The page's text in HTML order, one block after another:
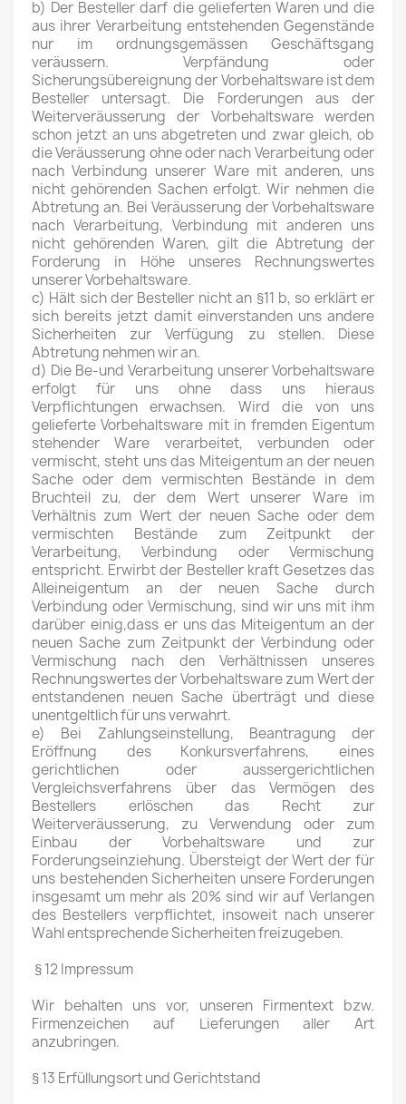
b) Der Besteller darf die gelieferten Waren und die
aus ihrer Verarbeitung entstehenden Gegenstände
nur im ordnungsgemässen Geschäftsgang
veräussern. Verpfändung oder
Sicherungsübereignung der Vorbehaltsware ist dem
Besteller untersagt. Die Forderungen aus der
Weiterveräusserung der Vorbehaltsware werden
schon jetzt an uns abgetreten und zwar gleich, ob
die Veräusserung ohne oder nach Verarbeitung oder
nach Verbindung unserer Ware mit anderen, uns
nicht gehörenden Sachen erfolgt. Wir nehmen die
Abtretung an. Bei Veräusserung der Vorbehaltsware
nach Verarbeitung, Verbindung mit anderen uns
nicht gehörenden Waren, gilt die Abtretung der
Forderung in Höhe unseres Rechnungswertes
unserer Vorbehaltsware.
c) Hält sich der Besteller nicht an §11 b, so erklärt er
sich bereits jetzt damit einverstanden uns andere
Sicherheiten zur Verfügung zu stellen. Diese
Abtretung nehmen wir an.
d) Die Be-und Verarbeitung unserer Vorbehaltsware
erfolgt für uns ohne dass uns hieraus
Verpflichtungen erwachsen. Wird die von uns
gelieferte Vorbehaltsware mit in fremden Eigentum
stehender Ware verarbeitet, verbunden oder
vermischt, steht uns das Miteigentum an der neuen
Sache oder dem vermischten Bestände in dem
Bruchteil zu, der dem Wert unserer Ware im
Verhältnis zum Wert der neuen Sache oder dem
vermischten Bestände zum Zeitpunkt der
Verarbeitung, Verbindung oder Vermischung
entspricht. Erwirbt der Besteller kraft Gesetzes das
Alleineigentum an der neuen Sache durch
Verbindung oder Vermischung, sind wir uns mit ihm
darüber einig,dass er uns das Miteigentum an der
neuen Sache zum Zeitpunkt der Verbindung oder
Vermischung nach den Verhältnissen unseres
Rechnungswertes der Vorbehaltsware zum Wert der
entstandenen neuen Sache überträgt und diese
unentgeltlich für uns verwahrt.
e) Bei Zahlungseinstellung, Beantragung der
Eröffnung des Konkursverfahrens, eines
gerichtlichen oder aussergerichtlichen
Vergleichsverfahrens über das Vermögen des
Bestellers erlöschen das Recht zur
Weiterveräusserung, zu Verwendung oder zum
Einbau der Vorbehaltsware und zur
Forderungseinziehung. Übersteigt der Wert der für
uns bestehenden Sicherheiten unsere Forderungen
insgesamt um mehr als 20% sind wir auf Verlangen
des Bestellers verpflichtet, insoweit nach unserer
Wahl entsprechende Sicherheiten freizugeben.
§ 12 Impressum
Wir behalten uns vor, unseren Firmentext bzw.
Firmenzeichen auf Lieferungen aller Art
anzubringen.
§ 13 Erfüllungsort und Gerichtstand